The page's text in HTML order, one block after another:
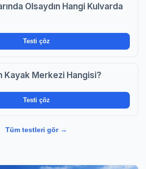
Olsaydın Hangi Kulvarda
Testi çöz
Kayak Merkezi Hangisi?
Testi çöz
Tüm testleri gör →